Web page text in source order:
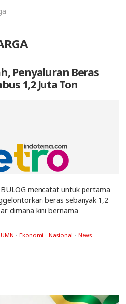
Penyaluran Beras
1,2 Juta Ton
mencatat untuk pertama
beras sebanyak 1,2
dimana kini bernama
Ekonomi Nasional News